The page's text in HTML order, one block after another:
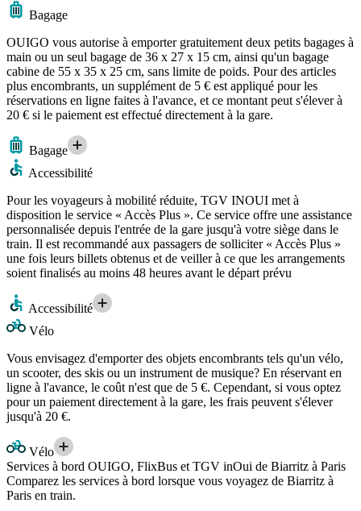
Bagage
OUIGO vous autorise à emporter gratuitement deux petits bagages à
main ou un seul bagage de 36 x 27 x 15 cm, ainsi qu'un bagage
cabine de 55 x 35 x 25 cm, sans limite de poids. Pour des articles
plus encombrants, un supplément de 5 € est appliqué pour les
réservations en ligne faites à l'avance, et ce montant peut s'élever à
20 € si le paiement est effectué directement à la gare.
Bagage
Accessibilité
Pour les voyageurs à mobilité réduite, TGV INOUI met à
disposition le service « Accès Plus ». Ce service offre une assistance
personnalisée depuis l'entrée de la gare jusqu'à votre siège dans le
train. Il est recommandé aux passagers de solliciter « Accès Plus »
une fois leurs billets obtenus et de veiller à ce que les arrangements
soient finalisés au moins 48 heures avant le départ prévu
Accessibilité
Vélo
Vous envisagez d'emporter des objets encombrants tels qu'un vélo,
un scooter, des skis ou un instrument de musique? En réservant en
ligne à l'avance, le coût n'est que de 5 €. Cependant, si vous optez
pour un paiement directement à la gare, les frais peuvent s'élever
jusqu'à 20 €.
Vélo
Services à bord OUIGO, FlixBus et TGV inOui de Biarritz à Paris
Comparez les services à bord lorsque vous voyagez de Biarritz à
Paris en train.